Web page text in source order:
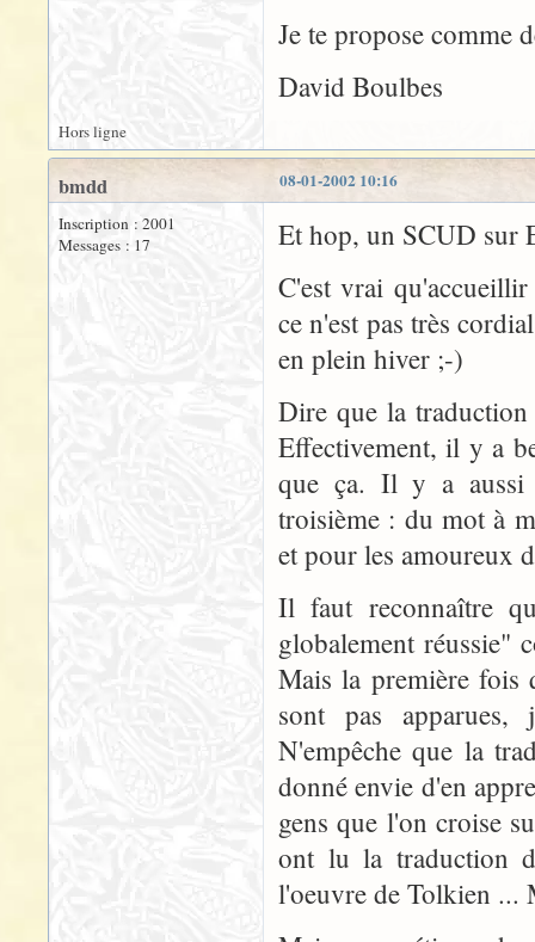
Je te propose comme
David Boulbes
Hors ligne
08-01-2002 10:16
bmdd
Inscription : 2001
Messages : 17
Et hop, un SCUD sur
C'est vrai
ce n'est pas très
en plein hiver ;-)
Dire que la traduction
Effectivement, il y a
que ça. Il y a aussi
troisième : du mot à
et pour les amoureux
Il faut reconnaître
globalement
Mais la première fois
sont pas
N'empêche que la
donné envie d'en
gens que l'on croise
ont lu la traduction
l'oeuvre de Tolkien ...